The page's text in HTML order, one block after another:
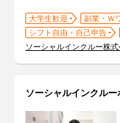
大学生歓迎 副業・Ｗ
シフト自由・自己申告
ソーシャルインクルー株
ソーシャルインクル